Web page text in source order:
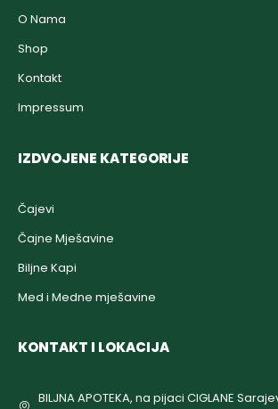
O Nama
Shop
Kontakt
Impressum
IZDVOJENE KATEGORIJE
Čajevi
Čajne Mješavine
Biljne Kapi
Med i Medne mješavine
KONTAKT I LOKACIJA
BILJNA APOTEKA, na pijaci CIGLANE